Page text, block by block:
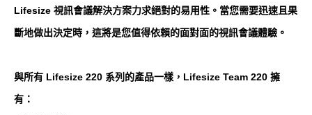
Lifesize 視訊會議解決方案力求絕對的易用性。當您需要迅速且果
斷地做出決定時，這將是您值得依賴的面對面的視訊會議體驗。
與所有 Lifesize 220 系列的產品一樣，Lifesize Team 220 擁
有：